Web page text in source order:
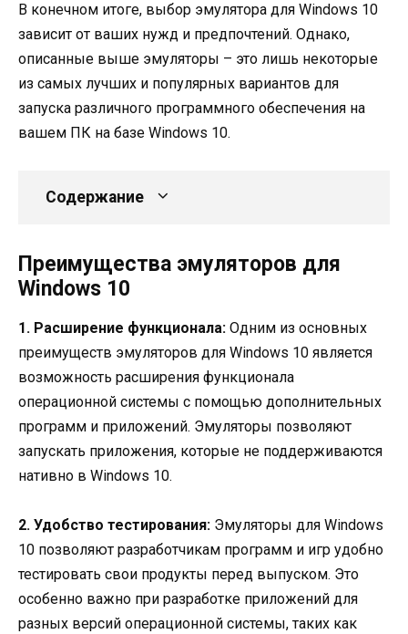
В конечном итоге, выбор эмулятора для Windows 10
зависит от ваших нужд и предпочтений. Однако,
описанные выше эмуляторы – это лишь некоторые
из самых лучших и популярных вариантов для
запуска различного программного обеспечения на
вашем ПК на базе Windows 10.
Содержание
Преимущества эмуляторов для
Windows 10
1. Расширение функционала: Одним из основных
преимуществ эмуляторов для Windows 10 является
возможность расширения функционала
операционной системы с помощью дополнительных
программ и приложений. Эмуляторы позволяют
запускать приложения, которые не поддерживаются
нативно в Windows 10.
2. Удобство тестирования: Эмуляторы для Windows
10 позволяют разработчикам программ и игр удобно
тестировать свои продукты перед выпуском. Это
особенно важно при разработке приложений для
разных версий операционной системы, таких как